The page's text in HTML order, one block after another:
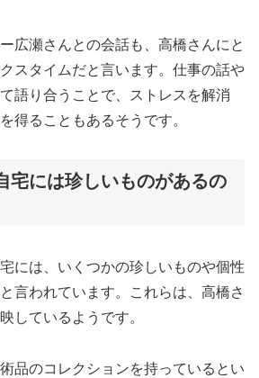
広瀬さんとの会話も、高橋さんにと
スタイムだと言います。仕事の話や
語り合うことで、ストレスを解消
得ることもあるそうです。
宅には珍しいものがあるの
には、いくつかの珍しいものや個性
言われています。これらは、高橋さ
しているようです。
品のコレクションを持っているとい